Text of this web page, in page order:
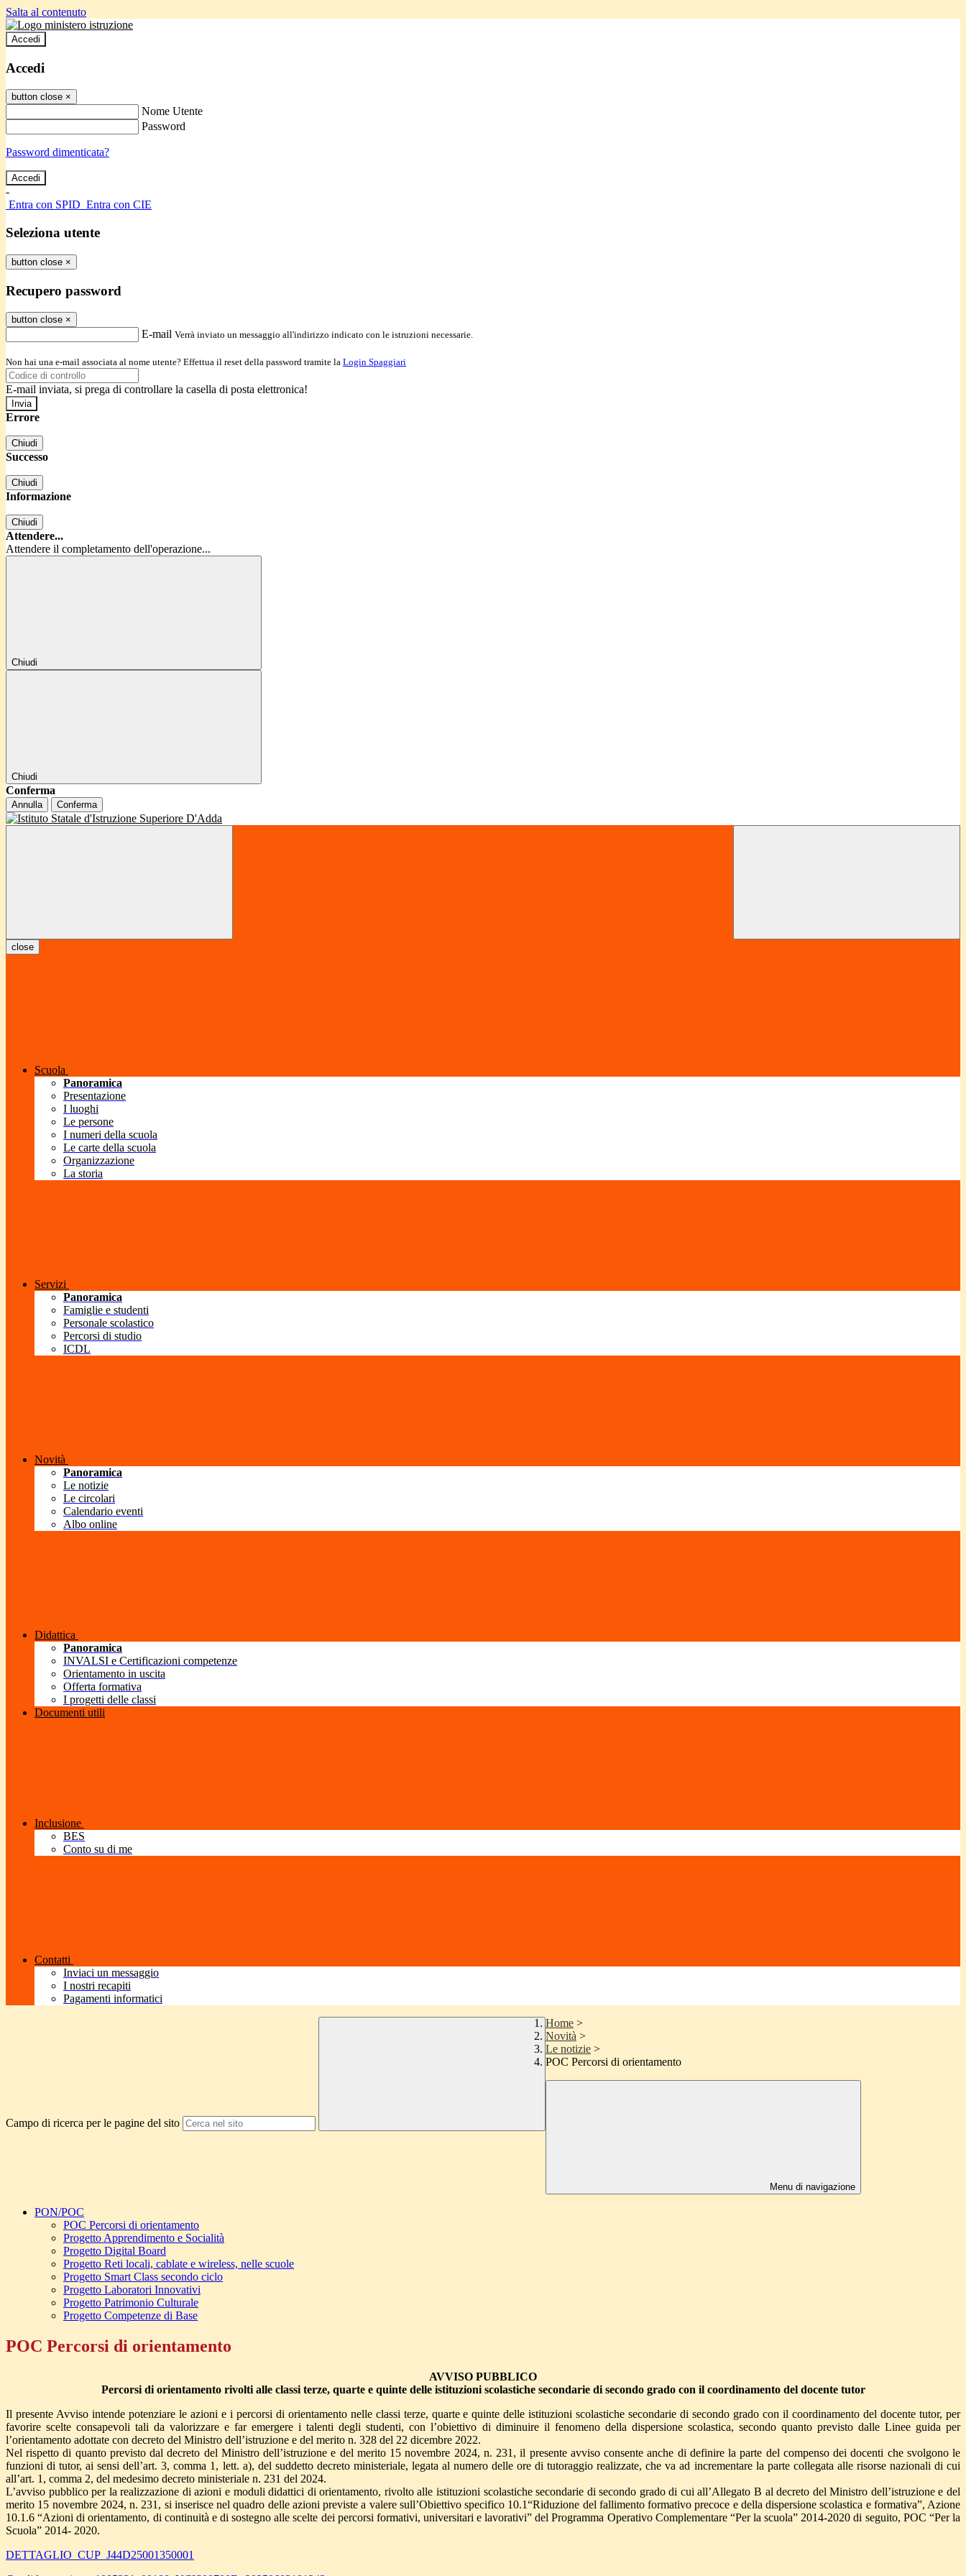
Salta al contenuto
Accedi
Accedi
button close ×
Nome Utente
Password
Password dimenticata?
-
Entra con SPID Entra con CIE
Seleziona utente
button close ×
Recupero password
button close ×
E-mail Verrà inviato un messaggio all'indirizzo indicato con le istruzioni necessarie.
Non hai una e-mail associata al nome utente? Effettua il reset della password tramite la Login Spaggiari
E-mail inviata, si prega di controllare la casella di posta elettronica!
Errore
Chiudi
Successo
Chiudi
Informazione
Chiudi
Attendere...
Attendere il completamento dell'operazione...
Chiudi
Chiudi
Conferma
Annulla Conferma
close
Scuola
Panoramica
Presentazione
I luoghi
Le persone
I numeri della scuola
Le carte della scuola
Organizzazione
La storia
Servizi
Panoramica
Famiglie e studenti
Personale scolastico
Percorsi di studio
ICDL
Novità
Panoramica
Le notizie
Le circolari
Calendario eventi
Albo online
Didattica
Panoramica
INVALSI e Certificazioni competenze
Orientamento in uscita
Offerta formativa
I progetti delle classi
Documenti utili
Inclusione
BES
Conto su di me
Contatti
Inviaci un messaggio
I nostri recapiti
Pagamenti informatici
Campo di ricerca per le pagine del sito
Home >
Novità >
Le notizie >
POC Percorsi di orientamento
Menu di navigazione
PON/POC
POC Percorsi di orientamento
Progetto Apprendimento e Socialità
Progetto Digital Board
Progetto Reti locali, cablate e wireless, nelle scuole
Progetto Smart Class secondo ciclo
Progetto Laboratori Innovativi
Progetto Patrimonio Culturale
Progetto Competenze di Base
POC Percorsi di orientamento
AVVISO PUBBLICO
Percorsi di orientamento rivolti alle classi terze, quarte e quinte delle istituzioni scolastiche secondarie di secondo grado con il coordinamento del docente tutor
Il presente Avviso intende potenziare le azioni e i percorsi di orientamento nelle classi terze, quarte e quinte delle istituzioni scolastiche secondarie di secondo grado con il coordinamento del docente tutor, per
favorire scelte consapevoli tali da valorizzare e far emergere i talenti degli studenti, con l’obiettivo di diminuire il fenomeno della dispersione scolastica, secondo quanto previsto dalle Linee guida per
l’orientamento adottate con decreto del Ministro dell’istruzione e del merito n. 328 del 22 dicembre 2022.
Nel rispetto di quanto previsto dal decreto del Ministro dell’istruzione e del merito 15 novembre 2024, n. 231, il presente avviso consente anche di definire la parte del compenso dei docenti che svolgono le
funzioni di tutor, ai sensi dell’art. 3, comma 1, lett. a), del suddetto decreto ministeriale, legata al numero delle ore di tutoraggio realizzate, che va ad incrementare la parte collegata alle risorse nazionali di cui
all’art. 1, comma 2, del medesimo decreto ministeriale n. 231 del 2024.
L’avviso pubblico per la realizzazione di azioni e moduli didattici di orientamento, rivolto alle istituzioni scolastiche secondarie di secondo grado di cui all’Allegato B al decreto del Ministro dell’istruzione e del
merito 15 novembre 2024, n. 231, si inserisce nel quadro delle azioni previste a valere sull’Obiettivo specifico 10.1“Riduzione del fallimento formativo precoce e della dispersione scolastica e formativa”, Azione
10.1.6 “Azioni di orientamento, di continuità e di sostegno alle scelte dei percorsi formativi, universitari e lavorativi” del Programma Operativo Complementare “Per la scuola” 2014-2020 di seguito, POC “Per la
Scuola” 2014- 2020.
DETTAGLIO_CUP_J44D25001350001